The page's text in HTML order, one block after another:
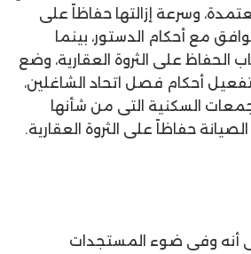
وسرعة إزالتها حفاظاً على
مع أحكام الدستور، بينما
الحفاظ على الثروة العقارية، وضع
أحكام فصل اتحاد الشاغلين،
السكنية التى من شأنها
حفاظاً على الثروة العقارية.
إلى أنه وفى ضوء المستجدات